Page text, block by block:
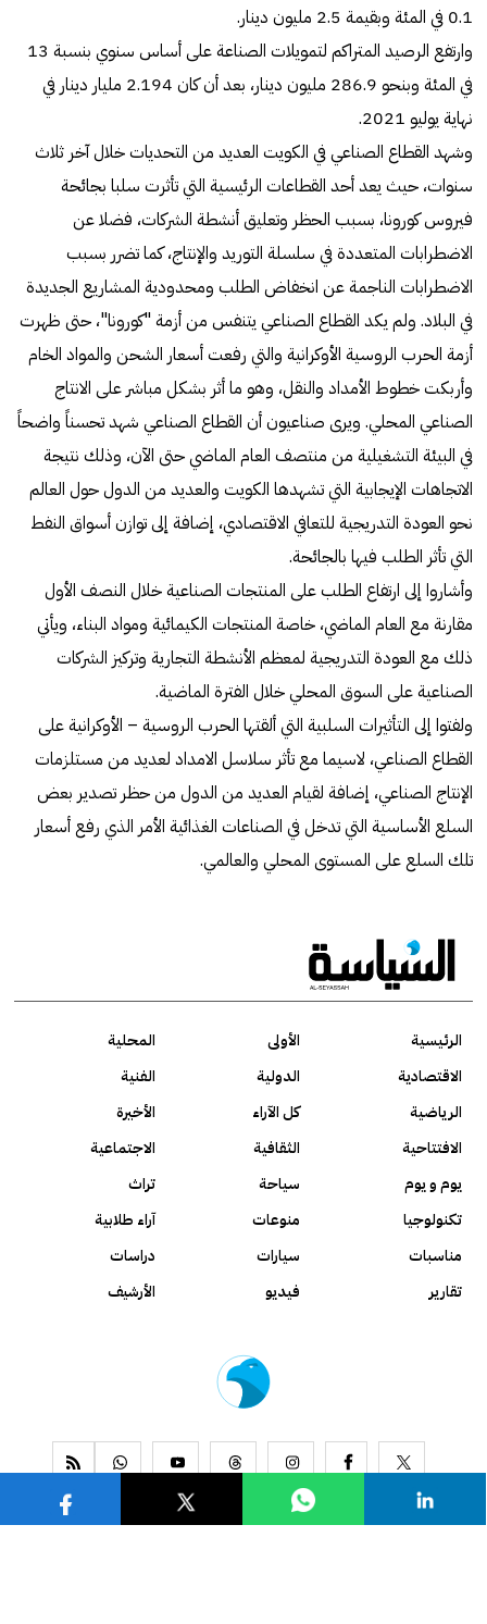
0.1 في المئة وبقيمة 2.5 مليون دينار.
وارتفع الرصيد المتراكم لتمويلات الصناعة على أساس سنوي بنسبة 13
في المئة وبنحو 286.9 مليون دينار، بعد أن كان 2.194 مليار دينار في
نهاية يوليو 2021.
وشهد القطاع الصناعي في الكويت العديد من التحديات خلال آخر ثلاث
سنوات، حيث يعد أحد القطاعات الرئيسية التي تأثرت سلبا بجائحة
فيروس كورونا، بسبب الحظر وتعليق أنشطة الشركات، فضلا عن
الاضطرابات المتعددة في سلسلة التوريد والإنتاج، كما تضرر بسبب
الاضطرابات الناجمة عن انخفاض الطلب ومحدودية المشاريع الجديدة
في البلاد. ولم يكد القطاع الصناعي يتنفس من أزمة "كورونا"، حتى ظهرت
أزمة الحرب الروسية الأوكرانية والتي رفعت أسعار الشحن والمواد الخام
وأربكت خطوط الأمداد والنقل، وهو ما أثر بشكل مباشر على الانتاج
الصناعي المحلي. ويرى صناعيون أن القطاع الصناعي شهد تحسناً واضحاً
في البيئة التشغيلية من منتصف العام الماضي حتى الآن، وذلك نتيجة
الاتجاهات الإيجابية التي تشهدها الكويت والعديد من الدول حول العالم
نحو العودة التدريجية للتعافي الاقتصادي، إضافة إلى توازن أسواق النفط
التي تأثر الطلب فيها بالجائحة.
وأشاروا إلى ارتفاع الطلب على المنتجات الصناعية خلال النصف الأول
مقارنة مع العام الماضي، خاصة المنتجات الكيمائية ومواد البناء، ويأتي
ذلك مع العودة التدريجية لمعظم الأنشطة التجارية وتركيز الشركات
الصناعية على السوق المحلي خلال الفترة الماضية.
ولفتوا إلى التأثيرات السلبية التي ألقتها الحرب الروسية – الأوكرانية على
القطاع الصناعي، لاسيما مع تأثر سلاسل الامداد لعديد من مستلزمات
الإنتاج الصناعي، إضافة لقيام العديد من الدول من حظر تصدير بعض
السلع الأساسية التي تدخل في الصناعات الغذائية الأمر الذي رفع أسعار
تلك السلع على المستوى المحلي والعالمي.
الرئيسية الأولى
المحلية
الاقتصادية
الدولية
الفنية
الرياضية
كل الآراء
الأخيرة
الافتتاحية
الثقافية
الاجتماعية
يوم و يوم
سياحة
تراث
تكنولوجيا
منوعات
آراء طلابية
مناسبات
سيارات
دراسات
تقارير
فيديو الأرشيف